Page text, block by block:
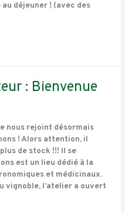
déjeuner ! (avec des
: Bienvenue
nous rejoint désormais
! Alors attention, il
de stock !!! Il se
est un lieu dédié à la
et médicinaux.
vignoble, l’atelier a ouvert